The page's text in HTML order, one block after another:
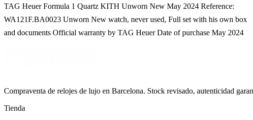
TAG Heuer Formula 1 Quartz KITH Unworn New May 2024 Reference:
WA121F.BA0023 Unworn New watch, never used, Full set with his own box
and documents Official warranty by TAG Heuer Date of purchase May 2024
Compraventa de relojes de lujo en Barcelona. Stock revisado, autenticidad
Tienda